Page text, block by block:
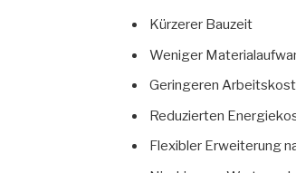
Kürzerer Bauzeit
Weniger
Geringeren
Reduzierten
Flexibler Erweiterung